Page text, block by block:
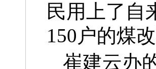
民用上了自
150户的煤
崔建云办